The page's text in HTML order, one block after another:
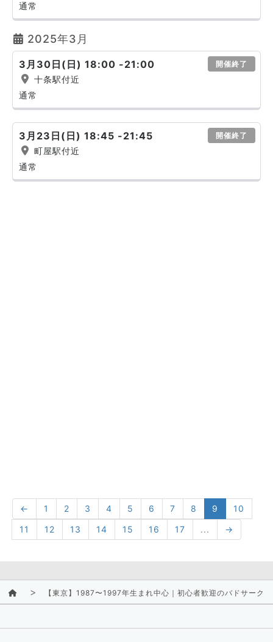
通常
2025年3月
3月30日(日) 18:00 -21:00 開催終了
十条駅付近
通常
3月23日(日) 18:45 -21:45 開催終了
町屋駅付近
通常
← 1 2 3 4 5 6 7 8 9
10
11
12 13 14 15 16 17 ... →
【東京】1987〜1997年生まれ中心｜初心者歓迎のバドサーク